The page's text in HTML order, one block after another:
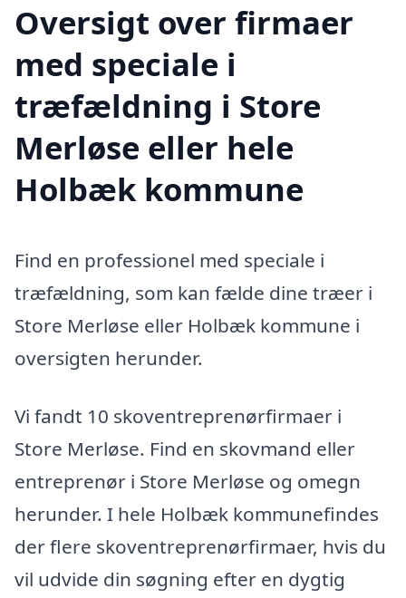
Oversigt over firmaer
med speciale i
træfældning i Store
Merløse eller hele
Holbæk kommune
Find en professionel med speciale i
træfældning, som kan fælde dine træer i
Store Merløse eller Holbæk kommune i
oversigten herunder.
Vi fandt 10 skoventreprenørfirmaer i
Store Merløse. Find en skovmand eller
entreprenør i Store Merløse og omegn
herunder. I hele Holbæk kommunefindes
der flere skoventreprenørfirmaer, hvis du
vil udvide din søgning efter en dygtig